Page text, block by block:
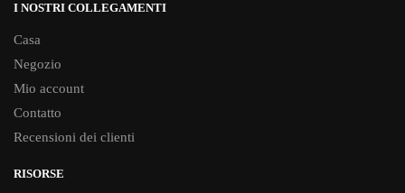
I NOSTRI COLLEGAMENTI
Casa
Negozio
Mio account
Contatto
Recensioni dei clienti
RISORSE